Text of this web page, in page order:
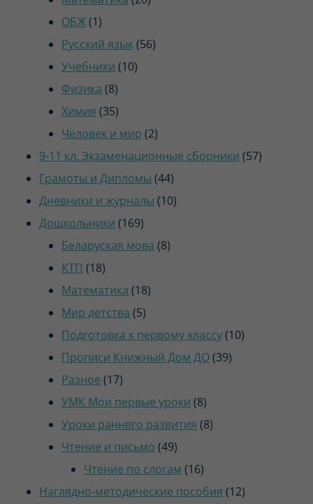
ОБЖ 11
товар
Русский язык 5656
Учебники 1010
Физика 88
товаров
Химия 3535
товаров
Человек и мир 22
товара
9-11 кл. Экзаменационные сборники 5757
Грамоты и Дипломы 4444
товара
Дневники и журналы 1010
Дошкольники 169169
товаров
Беларуская мова 88
КТП 1818
товаров
Математика 1818
Мир детства 55
товаров
Подготовка к первому классу 1010
Прописи Книжный Дом ДО 3939
Разное 1717
товаров
УМК Мои первые уроки 88
товаров
Уроки раннего развития 88
Чтение и письмо 4949
товаров
Чтение по слогам 1616
товаров
Наглядно-методические пособия 1212